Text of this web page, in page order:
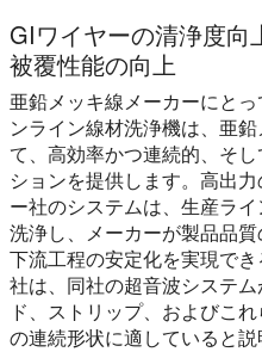
GIワイヤーの清浄度向
被覆性能の向上
亜鉛メッキ線メーカーにと
ンライン線材洗浄機は、亜
て、高効率かつ連続的、そ
ションを提供します。高出
ー社のシステムは、生産ラ
洗浄し、メーカーが製品品
下流工程の安定化を実現で
社は、同社の超音波システ
ド、ストリップ、およびこ
の連続形状に適していると説